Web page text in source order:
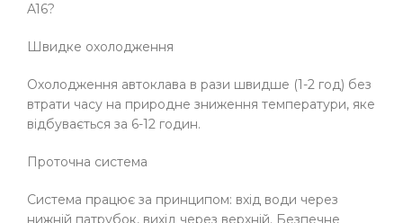
A16?
Швидке охолодження
Охолодження автоклава в рази швидше (1-2 год) без
втрати часу на природне зниження температури, яке
відбувається за 6-12 годин.
Проточна система
Система працює за принципом: вхід води через
нижній патрубок, вихід через верхній. Безпечне